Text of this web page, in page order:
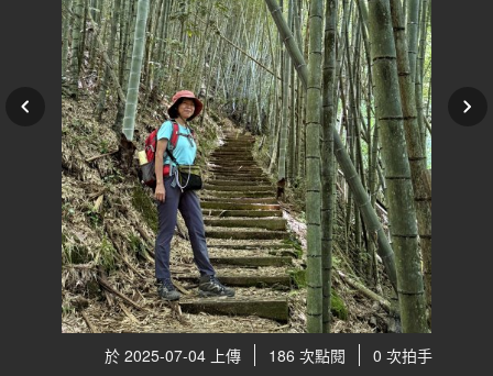
於 2025-07-04 上傳 186 次點閱 0 次拍手